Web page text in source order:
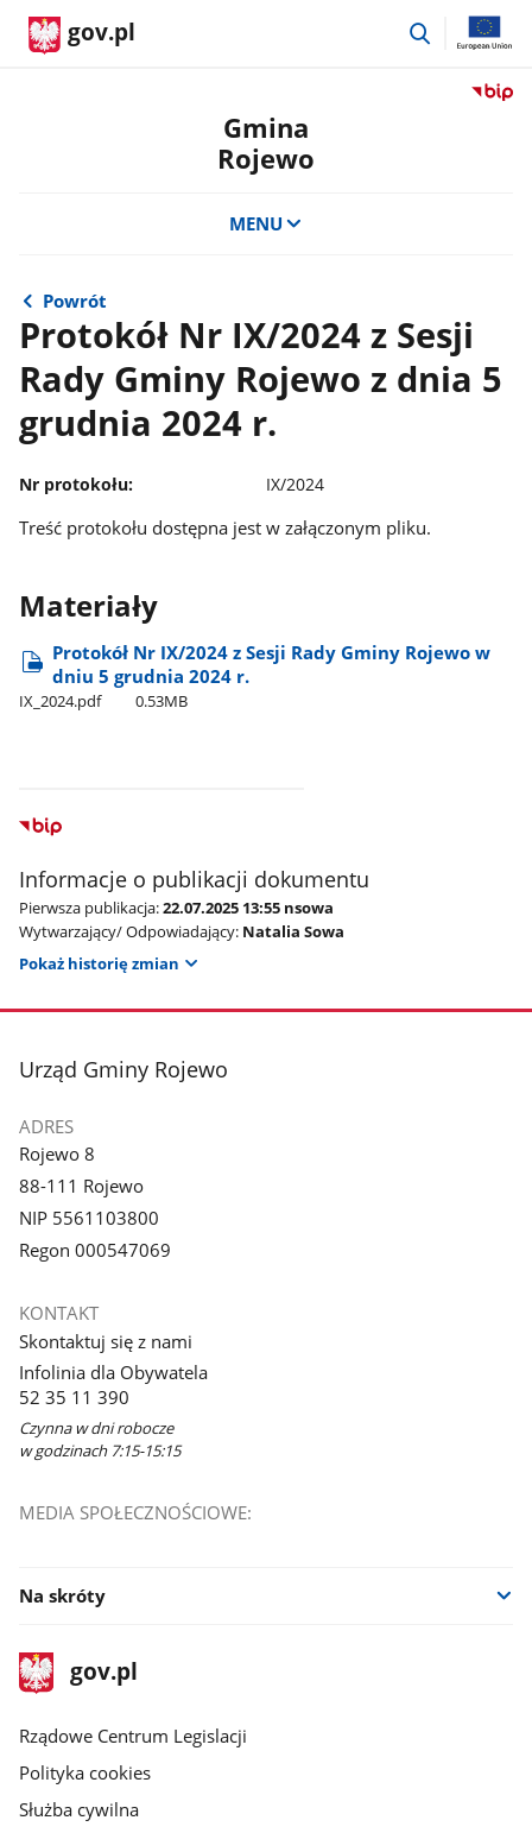
gov.pl
przejdź
Przejdź
Gmina
Rojewo
MENU
Powrót
Protokół Nr IX/2024 z Sesji
Rady Gminy Rojewo z dnia 5
grudnia 2024 r.
Nr protokołu: IX/2024
Treść protokołu dostępna jest w załączonym pliku.
Materiały
Protokół Nr IX/2024 z Sesji Rady Gminy Rojewo w
dniu 5 grudnia 2024 r.
IX​_2024.pdf 0.53MB
Informacje o publikacji dokumentu
Pierwsza publikacja:22.07.2025 13:55 nsowa
Wytwarzający/ Odpowiadający: Natalia Sowa
Pokaż historię zmian
stopka
Urząd Gminy Rojewo
ADRES
Rojewo 8
88-111 Rojewo
NIP 5561103800
Regon 000547069
KONTAKT
Skontaktuj się z nami
Infolinia dla Obywatela
52 35 11 390
Czynna w dni robocze
w godzinach 7:15-15:15
MEDIA SPOŁECZNOŚCIOWE:
Na skróty
stopka
gov.plStrona
gov.pl
Rządowe Centrum Legislacji
Polityka cookies
Służba cywilna